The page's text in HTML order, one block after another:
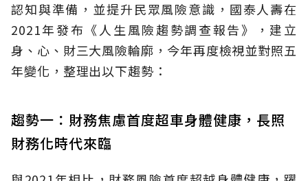
認知與準備，並提升民眾風險意識，國泰人壽在
2021年發布《人生風險趨勢調查報告》，建立
身、心、財三大風險輪廓，今年再度檢視並對照五
年變化，整理出以下趨勢：
趨勢一：財務焦慮首度超車身體健康，長照
財務化時代來臨